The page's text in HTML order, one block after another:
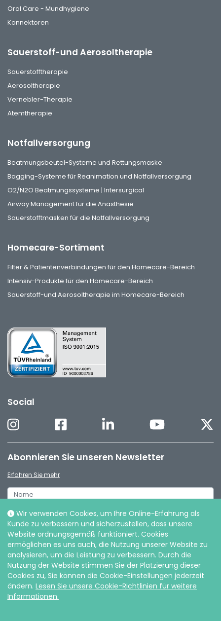
Wir verwenden Cookies, um Ihre Online-Erfahrung als
Kunde zu verbessern und sicherzustellen, dass unsere
Website ordnungsgemäß funktioniert. Cookies
ermöglichen es uns auch, die Nutzung unserer Website zu
analysieren, um die Leistung zu verbessern. Durch die
Nutzung der Website stimmen Sie der Platzierung dieser
Cookies zu, Sie können die Cookie-Einstellungen jederzeit
ändern. Lesen Sie unsere Cookie-Richtlinien für weitere
Informationen.
Oral Care - Mundhygiene
Konnektoren
Sauerstoff-und Aerosoltherapie
Sauerstofftherapie
Aerosoltherapie
Vernebler-Therapie
Atemtherapie
Notfallversorgung
Beatmungsbeutel-Systeme und Rettungsmaske
Bagging-Systeme für Reanimation und Notfallversorgung
O2/N2O Beatmungssysteme | Intersurgical
Airway Management für die Anästhesie
Sauerstofftmasken für die Notfallversorgung
Homecare-Sortiment
Filter & Patientenverbindungen für den Homecare-Bereich
Intensiv-Produkte für den Homecare-Bereich
Sauerstoff-und Aerosoltherapie im Homecare-Bereich
Social
Abonnieren Sie unseren Newsletter
Erfahren Sie mehr